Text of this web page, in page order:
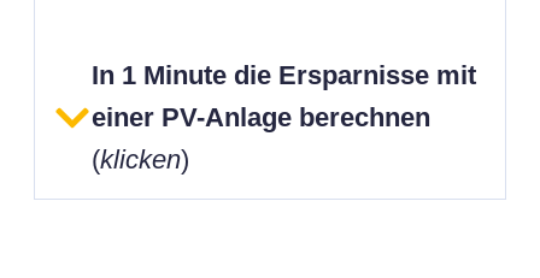
In 1 Minute die Ersparnisse mit
einer PV-Anlage berechnen
(klicken)